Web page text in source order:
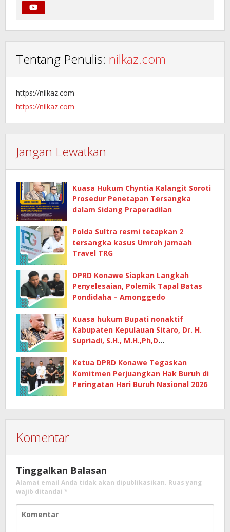
Tentang Penulis: nilkaz.com
https://nilkaz.com
https://nilkaz.com
Jangan Lewatkan
Kuasa Hukum Chyntia Kalangit Soroti
Prosedur Penetapan Tersangka
dalam Sidang Praperadilan
Polda Sultra resmi tetapkan 2
tersangka kasus Umroh jamaah
Travel TRG
DPRD Konawe Siapkan Langkah
Penyelesaian, Polemik Tapal Batas
Pondidaha – Amonggedo
Kuasa hukum Bupati nonaktif
Kabupaten Kepulauan Sitaro, Dr. H.
Supriadi, S.H., M.H.,Ph,D
kerugian negara
Ketua DPRD Konawe Tegaskan
Komitmen Perjuangkan Hak Buruh di
Peringatan Hari Buruh Nasional 2026
Komentar
Tinggalkan Balasan
Alamat email Anda tidak akan dipublikasikan. Ruas yang
wajib ditandai *